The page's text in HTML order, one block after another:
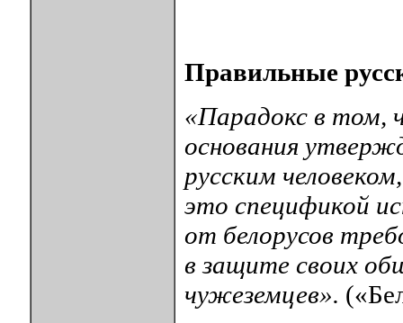
Правильные
«Парадокс в том,
основания
русским
это спецификой
от белорусов
в защите своих
чужеземцев».